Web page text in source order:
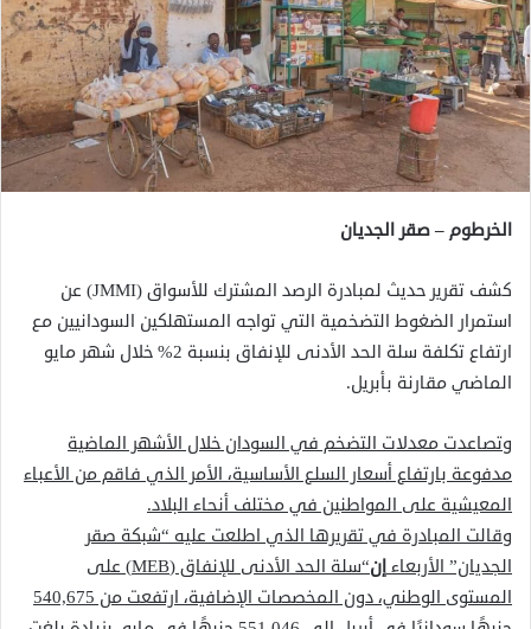
الخرطوم – صقر الجديان
كشف تقرير حديث لمبادرة الرصد المشترك للأسواق (JMMI) عن
استمرار الضغوط التضخمية التي تواجه المستهلكين السودانيين مع
ارتفاع تكلفة سلة الحد الأدنى للإنفاق بنسبة 2% خلال شهر مايو
الماضي مقارنة بأبريل.
وتصاعدت معدلات التضخم في السودان خلال الأشهر الماضية
مدفوعة بارتفاع أسعار السلع الأساسية، الأمر الذي فاقم من الأعباء
المعيشية على المواطنين في مختلف أنحاء البلاد.
وقالت المبادرة في تقريرها الذي اطلعت عليه “شبكة صقر
الجديان” الأربعاءإن
“سلة الحد الأدنى للإنفاق (MEB) على
المستوى الوطني، دون المخصصات الإضافية، ارتفعت من 540,675